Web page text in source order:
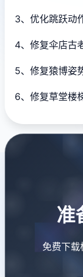
3、优化跳跃动
4、修复伞店古
5、修复猿博姿
6、修复草堂楼
准
免费下